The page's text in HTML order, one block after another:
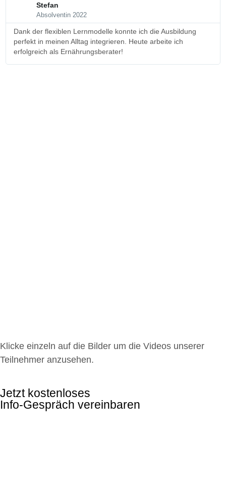
Stefan
Absolventin 2022
Dank der flexiblen Lernmodelle konnte ich die Ausbildung
perfekt in meinen Alltag integrieren. Heute arbeite ich
erfolgreich als Ernährungsberater!
Klicke einzeln auf die Bilder um die Videos unserer
Teilnehmer anzusehen.
Jetzt kostenloses
Info-Gespräch vereinbaren